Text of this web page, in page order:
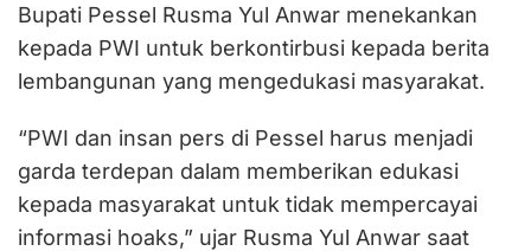
Bupati Pessel Rusma Yul Anwar menekankan
kepada PWI untuk berkontirbusi kepada berita
lembangunan yang mengedukasi masyarakat.
“PWI dan insan pers di Pessel harus menjadi
garda terdepan dalam memberikan edukasi
kepada masyarakat untuk tidak mempercayai
informasi hoaks,” ujar Rusma Yul Anwar saat